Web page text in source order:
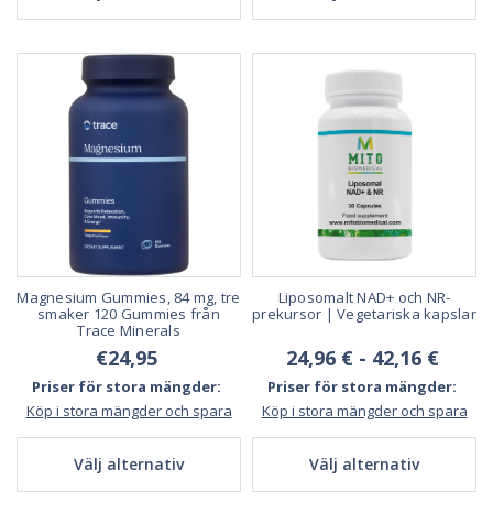
Magnesium Gummies, 84 mg, tre
smaker 120 Gummies från
Trace Minerals
€24,95
Priser för stora mängder:
Köp i stora mängder och spara
Välj alternativ
Liposomalt NAD+ och NR-
prekursor | Vegetariska kapslar
24,96 € - 42,16 €
Priser för stora mängder:
Köp i stora mängder och spara
Välj alternativ